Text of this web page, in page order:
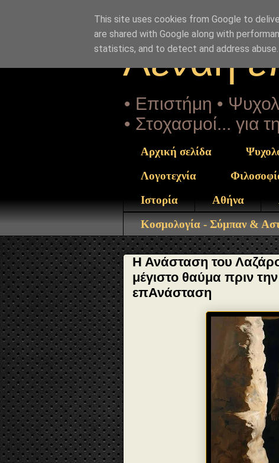
Αέναη
• Επιστήμη •
• Στοχασμοί... για
Αρχική σελίδα
Λογοτεχνία
Ιστορία
Αθήνα
Κοσμολογία - Σύμπαν &
Η Ανάσταση του
μέγιστο θαύμα πριν
επΑνάσταση
This site uses cookies from Google to
are shared with Google along with
statistics, and to detect and address abuse.